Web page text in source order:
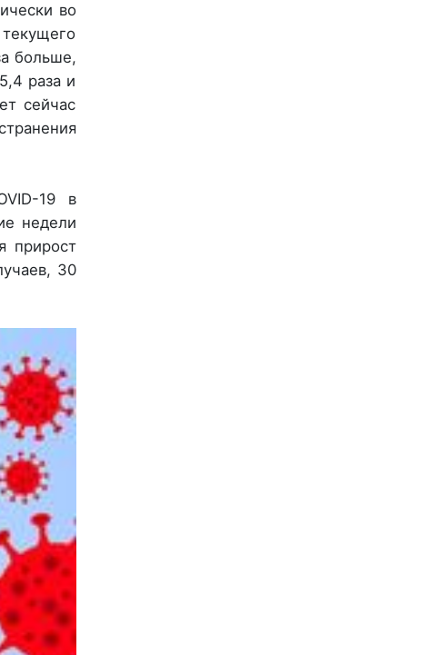
во
больше,
раза и
сейчас
19 в
недели
прирост
30